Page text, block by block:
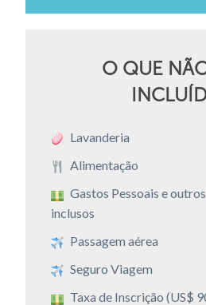
O QUE
Lavanderia
Alimentação
Gastos Pessoais e
inclusos
Passagem aérea
Seguro Viagem
Taxa de Inscrição (US$